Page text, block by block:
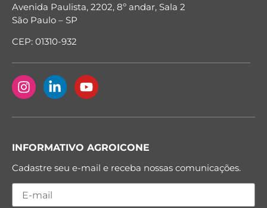
Avenida Paulista, 2202, 8º andar, Sala 2
São Paulo – SP
CEP: 01310-932
INFORMATIVO AGROICONE
Cadastre seu e-mail e receba nossas comunicações.